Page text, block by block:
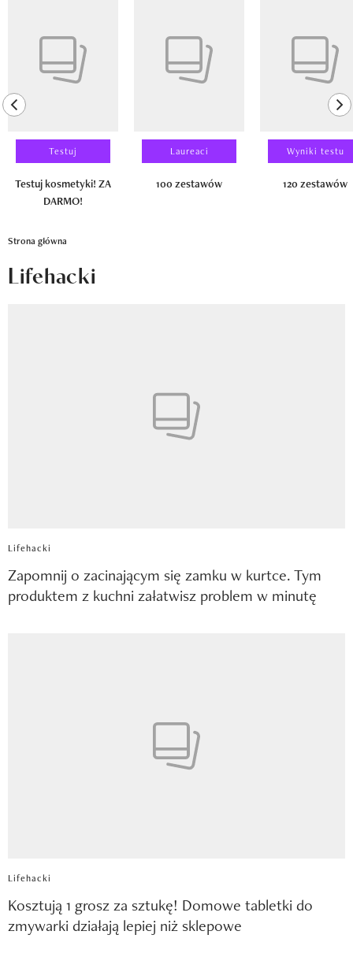
Mój profil / Zarejestruj się
previous element
Testuj
Testuj kosmetyki! ZA
DARMO!
Laureaci
100 zestawów
Wyniki testu
120 zestawów
Strona główna
Lifehacki
Lifehacki
Zapomnij o zacinającym się zamku w kurtce. Tym
produktem z kuchni załatwisz problem w minutę
Lifehacki
Kosztują 1 grosz za sztukę! Domowe tabletki do
zmywarki działają lepiej niż sklepowe